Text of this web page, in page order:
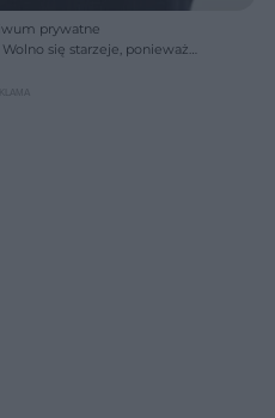
prywatne
się starzeje, ponieważ